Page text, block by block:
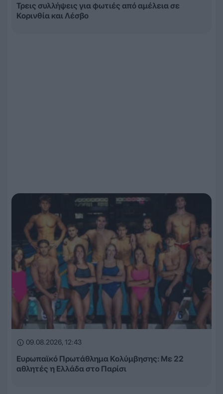
Τρεις συλλήψεις για φωτιές από αμέλεια σε
Κορινθία και Λέσβο
09.08.2026, 12:43
Ευρωπαϊκό Πρωτάθλημα Κολύμβησης: Με 22
αθλητές η Ελλάδα στο Παρίσι